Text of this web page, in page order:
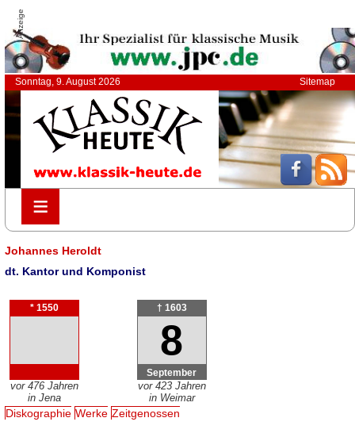
Anzeige
Sonntag, 9. August 2026 Sitemap
≡
≡
Johannes Heroldt
dt. Kantor und Komponist
* 1550
vor 476 Jahren
in Jena
† 1603
8
September
vor 423 Jahren
in Weimar
Diskographie Werke Zeitgenossen